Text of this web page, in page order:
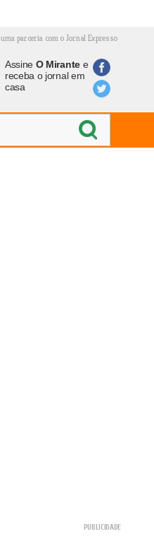
uma parceria com o Jornal Expresso
Assine O Mirantee
receba o jornal em
casa